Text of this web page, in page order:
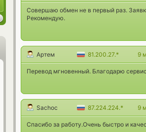
Совершаю обмен не в первый раз.
Рекомендую.
Артем 81.200.27.* 9
Перевод мгновенный. Благодарю
Sachoc 87.224.224.* 9
Спасибо за работу.Очень быстро и